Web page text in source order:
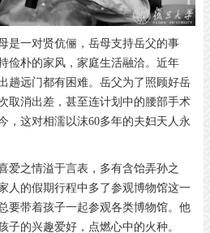
是一对贤伉俪，岳母支持岳父的事
俭朴的家风，家庭生活融洽。近年
趟远门都有困难。岳父为了照顾好岳
取消出差，甚至连计划中的腰部手术
，这对相濡以沫60多年的夫妇天人永
爱之情溢于言表，多有含饴弄孙之
人的假期行程中多了参观博物馆这一
要带着孩子一起参观各类博物馆。他
子的兴趣爱好，点燃心中的火种。